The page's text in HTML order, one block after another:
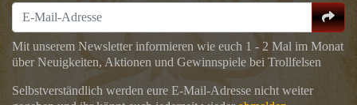
Mit unserem Newsletter informieren wie euch 1 - 2 Mal im Monat
über Neuigkeiten, Aktionen und Gewinnspiele bei Trollfelsen
Selbstverständlich werden eure E-Mail-Adresse nicht weiter